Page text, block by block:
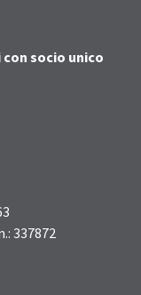
con socio unico
337872